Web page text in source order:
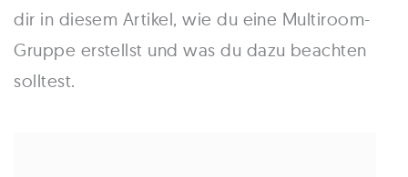
dir in diesem Artikel, wie du eine Multiroom-
Gruppe erstellst und was du dazu beachten
solltest.